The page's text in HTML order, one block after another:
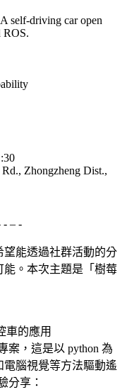
self-driving car open
ROS.
Zhongzheng Dist.,
- – -
望能透過社群活動的分
能。本次主題是「樹莓
車的應用
案，這是以 python 為
電腦視覺等方法驅動遙
分享：